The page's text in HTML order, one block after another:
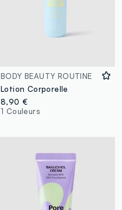
BODY BEAUTY ROUTINE
Lotion Corporelle
8,90 €
1 Couleurs